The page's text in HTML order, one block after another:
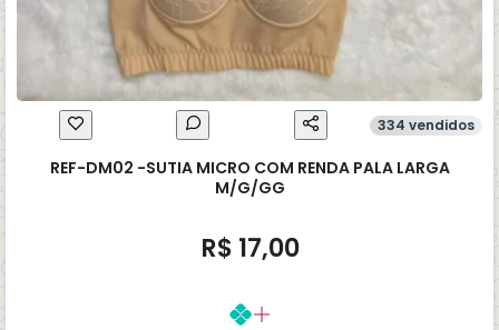
334 vendidos
REF-DM02 -SUTIA MICRO COM RENDA PALA LARGA
M/G/GG
R$ 17,00